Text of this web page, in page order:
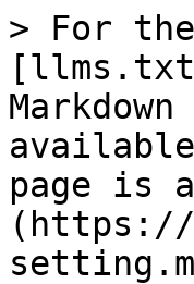
> For
page is
(https://